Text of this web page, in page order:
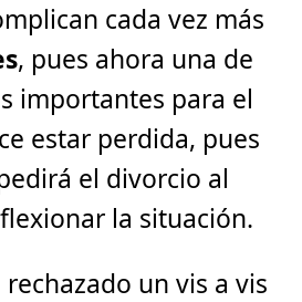
cada vez más
, pues ahora una de
importantes para el
estar perdida, pues
el divorcio al
la situación.
un vis a vis